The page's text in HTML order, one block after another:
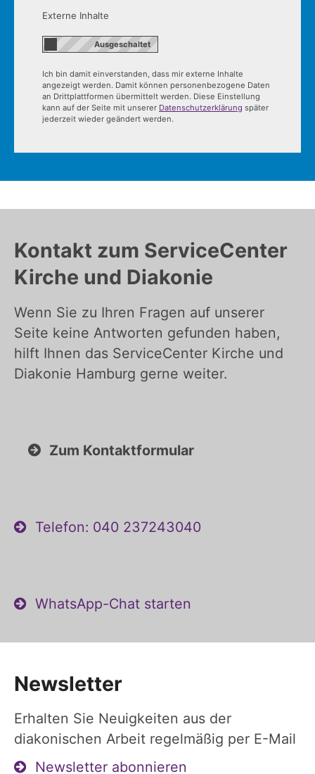
Externe Inhalte
Ich bin damit einverstanden, dass mir externe Inhalte
angezeigt werden. Damit können personenbezogene Daten
an Drittplattformen übermittelt werden. Diese Einstellung
kann auf der Seite mit unserer Datenschutzerklärung später
jederzeit wieder geändert werden.
Kontakt zum ServiceCenter
Kirche und Diakonie
Wenn Sie zu Ihren Fragen auf unserer
Seite keine Antworten gefunden haben,
hilft Ihnen das ServiceCenter Kirche und
Diakonie Hamburg gerne weiter.
Zum Kontaktformular
Telefon: 040 237243040
WhatsApp-Chat starten
Newsletter
Erhalten Sie Neuigkeiten aus der
diakonischen Arbeit regelmäßig per E-Mail
Newsletter abonnieren